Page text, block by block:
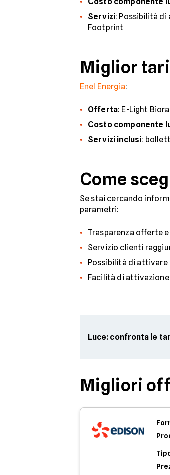
Servizi: Possibilità di
Footprint
Miglior
Enel Energia:
Offerta: E-Light
Costo componente
Servizi inclusi:
Come
Se stai cercando
parametri:
Trasparenza offerte
Servizio clienti
Possibilità di attivare
Facilità di
Luce: confronta le
Migliori